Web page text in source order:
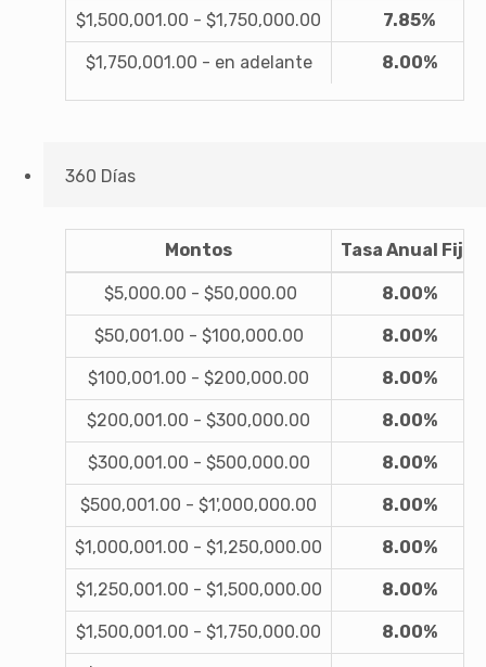
$1,500,001.00 - $1,750,000.00 7.85%
$1,750,001.00 - en adelante 8.00%
360 Días
Montos Tasa Anual Fija
$5,000.00 - $50,000.00 8.00%
$50,001.00 - $100,000.00 8.00%
$100,001.00 - $200,000.00 8.00%
$200,001.00 - $300,000.00 8.00%
$300,001.00 - $500,000.00 8.00%
$500,001.00 - $1',000,000.00 8.00%
$1,000,001.00 - $1,250,000.00 8.00%
$1,250,001.00 - $1,500,000.00 8.00%
$1,500,001.00 - $1,750,000.00 8.00%